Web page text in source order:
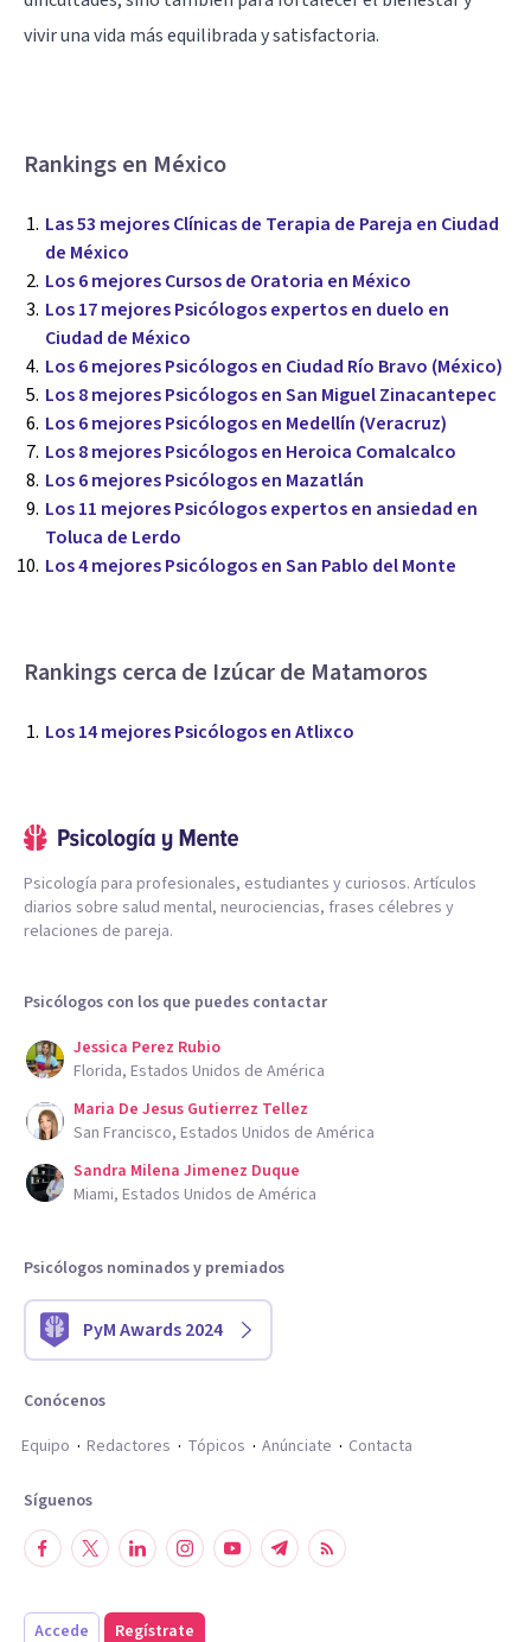
vivir una vida más equilibrada y satisfactoria.
Rankings en México
Las 53 mejores Clínicas de Terapia de Pareja en Ciudad
de México
Los 6 mejores Cursos de Oratoria en México
Los 17 mejores Psicólogos expertos en duelo en
Ciudad de México
Los 6 mejores Psicólogos en Ciudad Río Bravo (México)
Los 8 mejores Psicólogos en San Miguel Zinacantepec
Los 6 mejores Psicólogos en Medellín (Veracruz)
Los 8 mejores Psicólogos en Heroica Comalcalco
Los 6 mejores Psicólogos en Mazatlán
Los 11 mejores Psicólogos expertos en ansiedad en
Toluca de Lerdo
Los 4 mejores Psicólogos en San Pablo del Monte
Rankings cerca de Izúcar de Matamoros
Los 14 mejores Psicólogos en Atlixco
Psicología para profesionales, estudiantes y curiosos. Artículos
diarios sobre salud mental, neurociencias, frases célebres y
relaciones de pareja.
Psicólogos con los que puedes contactar
Jessica Perez Rubio
Florida, Estados Unidos de América
Maria De Jesus Gutierrez Tellez
San Francisco, Estados Unidos de América
Sandra Milena Jimenez Duque
Miami, Estados Unidos de América
Psicólogos nominados y premiados
PyM Awards 2024
Conócenos
Equipo
Redactores Tópicos Anúnciate Contacta
Síguenos
Accede Regístrate